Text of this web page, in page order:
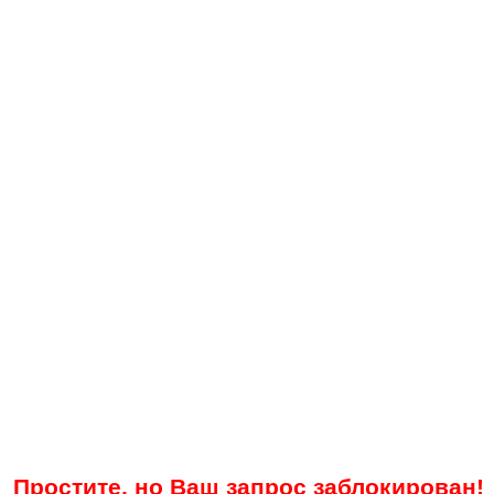
Простите, но Ваш запрос заблокирован!